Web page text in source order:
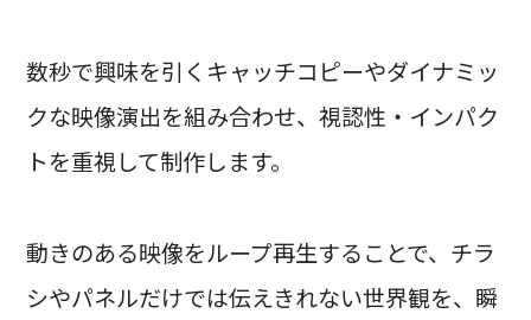
数秒で興味を引くキャッチコピーやダイナミッ
クな映像演出を組み合わせ、視認性・インパク
トを重視して制作します。
動きのある映像をループ再生することで、チラ
シやパネルだけでは伝えきれない世界観を、瞬